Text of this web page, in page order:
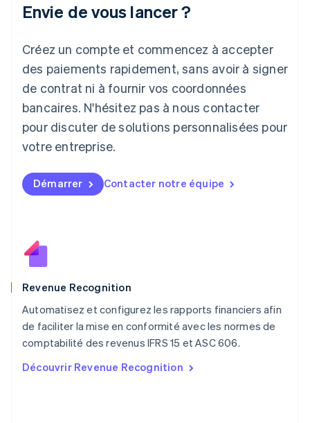
Envie de vous lancer ?
Créez un compte et commencez à accepter
des paiements rapidement, sans avoir à signer
de contrat ni à fournir vos coordonnées
bancaires. N'hésitez pas à nous contacter
pour discuter de solutions personnalisées pour
votre entreprise.
Démarrer Contacter notre équipe
Revenue Recognition
Automatisez et configurez les rapports financiers afin
de faciliter la mise en conformité avec les normes de
comptabilité des revenus IFRS 15 et ASC 606.
Découvrir Revenue Recognition
Japon
Lettonie
English
Liechtenstein
DeutschEnglish
Lituanie
Luxembourg
FrançaisDeutschEnglish
English简体中文
Malte
Norvège
Nouvelle-Zélande
English
NederlandsEnglish
Pologne
English
PortuguêsEnglish